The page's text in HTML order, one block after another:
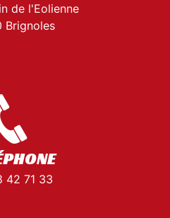
de l'Eolienne
Brignoles
42 71 33